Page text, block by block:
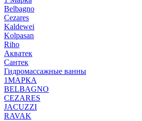
Belbagno
Cezares
Kaldewei
Kolpasan
Riho
Акватек
Сантек
Гидромассажные ванны
1МАРКА
BELBAGNO
CEZARES
JACUZZI
RAVAK